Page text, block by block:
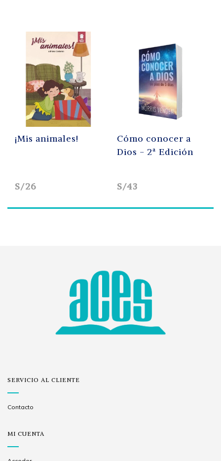
¡Mis animales!
S/26
Cómo conocer a
Dios - 2ª Edición
S/43
SERVICIO AL CLIENTE
Contacto
MI CUENTA